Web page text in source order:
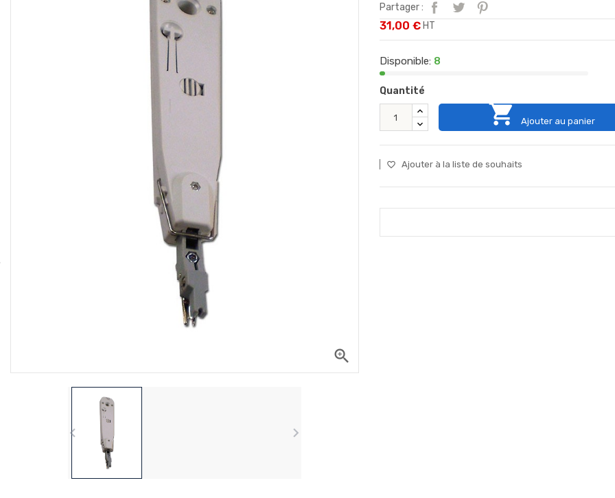
zoom_in
 
Partager :
31,00 €HT
Disponible: 8
Quantité
 Ajouter au panier
favorite_border Ajouter à la liste de souhaits